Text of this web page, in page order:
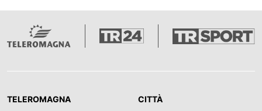
TELEROMAGNA CITTÀ